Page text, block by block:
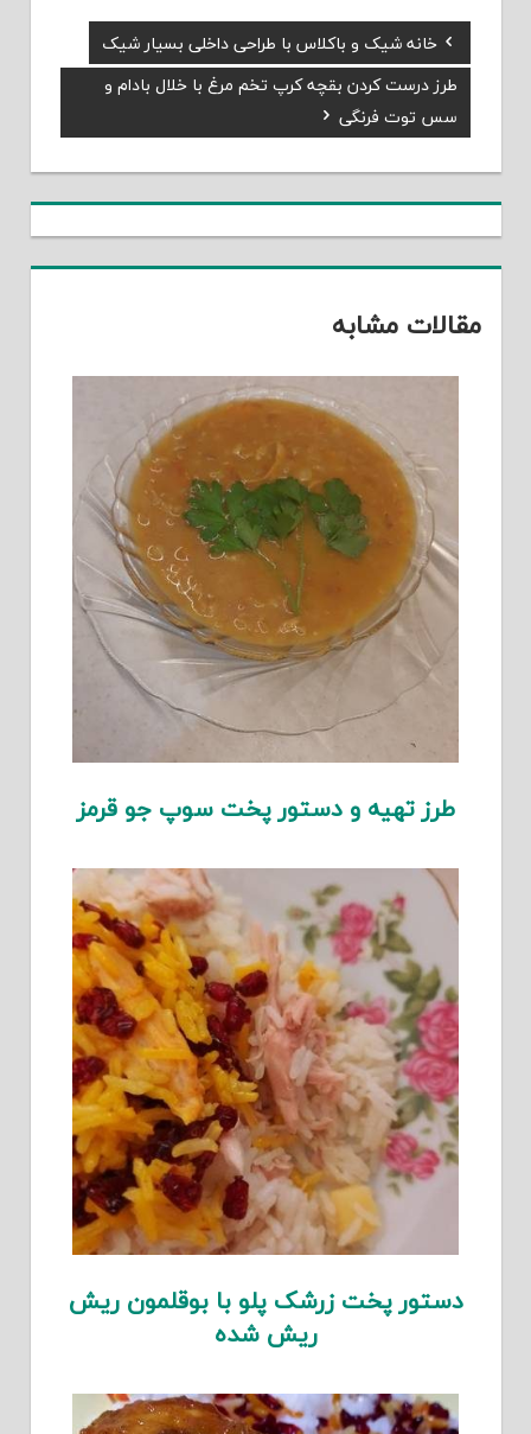
راهبری
نوشته
Previous
Post:
خانه شیک و باکلاس با طراحی داخلی بسیار شیک
Next
Post:
طرز درست کردن بقچه کرپ تخم مرغ با خلال بادام و
سس توت فرنگی
مقالات مشابه
طرز تهیه و دستور پخت سوپ جو قرمز
دستور پخت زرشک پلو با بوقلمون ریش
ریش شده